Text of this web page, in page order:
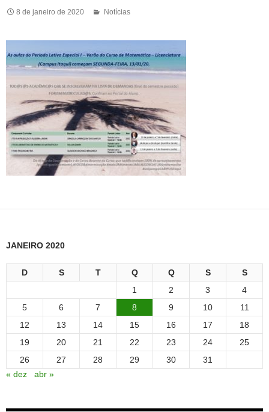
8 de janeiro de 2020 Notícias
JANEIRO 2020
D S T Q Q S
S
1
2 3
4
5
6 7 8 9 10
11
12
13 14 15 16 17
18
19
20 21 22 23 24
25
26
27 28 29 30
31
« dez
abr »